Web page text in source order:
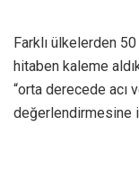
Farklı ülkelerden
hitaben kaleme
“orta derecede acı
değerlendirmesine